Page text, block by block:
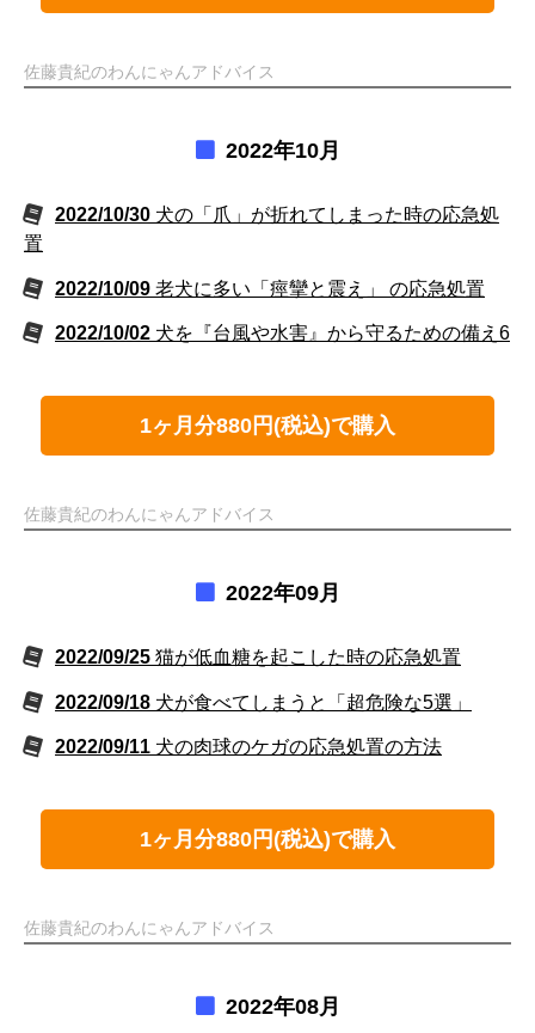
佐藤貴紀のわんにゃんアドバイス
2022年10月
2022/10/30 犬の「爪」が折れてしまった時の応急処
置
2022/10/09 老犬に多い「痙攣と震え」 の応急処置
2022/10/02 犬を『台風や水害』から守るための備え6
1ヶ月分880円(税込)で購入
佐藤貴紀のわんにゃんアドバイス
2022年09月
2022/09/25 猫が低血糖を起こした時の応急処置
2022/09/18 犬が食べてしまうと「超危険な5選」
2022/09/11 犬の肉球のケガの応急処置の方法
1ヶ月分880円(税込)で購入
佐藤貴紀のわんにゃんアドバイス
2022年08月